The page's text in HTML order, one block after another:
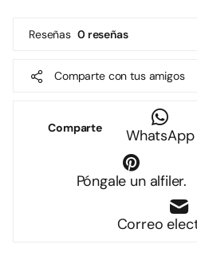
Reseñas 0 reseñas
Comparte con tus amigos
Comparte WhatsApp
Póngale un alfiler.
Correo